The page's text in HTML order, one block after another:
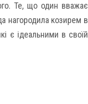
Те, що один вважає
нагородила козирем в
є ідеальними в своїй